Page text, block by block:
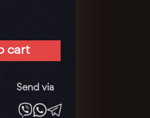
cart
Send via